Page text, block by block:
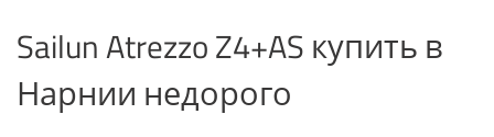
Sailun Atrezzo Z4+AS купить в
Нарнии недорого